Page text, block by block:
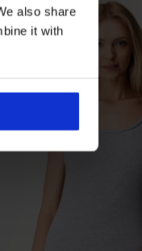
also share
it with